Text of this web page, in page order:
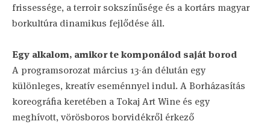
frissessége, a terroir sokszínűsége és a kortárs magyar
borkultúra dinamikus fejlődése áll.
Egy alkalom, amikor te komponálod saját borod
A programsorozat március 13-án délután egy
különleges, kreatív eseménnyel indul. A Borházasítás
koreográfia keretében a Tokaj Art Wine és egy
meghívott, vörösboros borvidékről érkező